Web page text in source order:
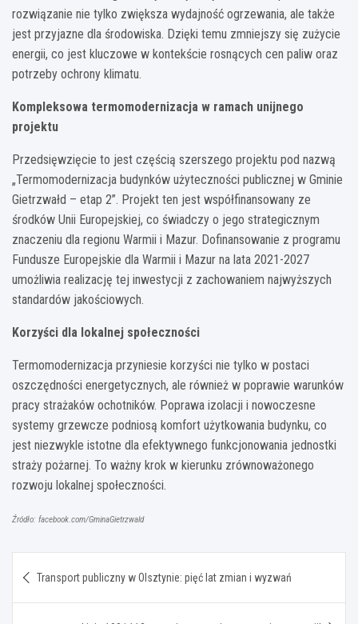
rozwiązanie nie tylko zwiększa wydajność ogrzewania, ale także
jest przyjazne dla środowiska. Dzięki temu zmniejszy się zużycie
energii, co jest kluczowe w kontekście rosnących cen paliw oraz
potrzeby ochrony klimatu.
Kompleksowa termomodernizacja w ramach unijnego
projektu
Przedsięwzięcie to jest częścią szerszego projektu pod nazwą
„Termomodernizacja budynków użyteczności publicznej w Gminie
Gietrzwałd – etap 2”. Projekt ten jest współfinansowany ze
środków Unii Europejskiej, co świadczy o jego strategicznym
znaczeniu dla regionu Warmii i Mazur. Dofinansowanie z programu
Fundusze Europejskie dla Warmii i Mazur na lata 2021-2027
umożliwia realizację tej inwestycji z zachowaniem najwyższych
standardów jakościowych.
Korzyści dla lokalnej społeczności
Termomodernizacja przyniesie korzyści nie tylko w postaci
oszczędności energetycznych, ale również w poprawie warunków
pracy strażaków ochotników. Poprawa izolacji i nowoczesne
systemy grzewcze podniosą komfort użytkowania budynku, co
jest niezwykle istotne dla efektywnego funkcjonowania jednostki
straży pożarnej. To ważny krok w kierunku zrównoważonego
rozwoju lokalnej społeczności.
Źródło: facebook.com/GminaGietrzwald
wpisu
Transport publiczny w Olsztynie: pięć lat zmian i wyzwań